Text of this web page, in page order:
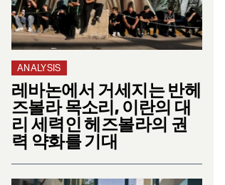
ANALYSIS
레바논에서 거세지는 반헤
즈볼라 목소리, 이란의 대
리 세력인 헤즈볼라의 권
력 약화를 기대